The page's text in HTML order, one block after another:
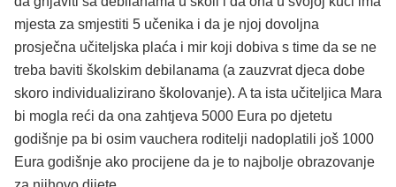
mjesta za smjestiti 5 učenika i da je njoj dovoljna
prosječna učiteljska plaća i mir koji dobiva s time da se ne
treba baviti školskim debilanama (a zauzvrat djeca dobe
skoro individualizirano školovanje). A ta ista učiteljica Mara
bi mogla reći da ona zahtjeva 5000 Eura po djetetu
godišnje pa bi osim vauchera roditelji nadoplatili još 1000
Eura godišnje ako procijene da je to najbolje obrazovanje